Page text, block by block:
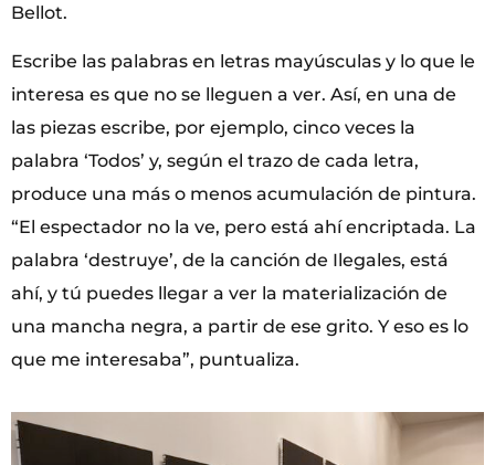
Bellot.
Escribe las palabras en letras mayúsculas y lo que le
interesa es que no se lleguen a ver. Así, en una de
las piezas escribe, por ejemplo, cinco veces la
palabra ‘Todos’ y, según el trazo de cada letra,
produce una más o menos acumulación de pintura.
“El espectador no la ve, pero está ahí encriptada. La
palabra ‘destruye’, de la canción de Ilegales, está
ahí, y tú puedes llegar a ver la materialización de
una mancha negra, a partir de ese grito. Y eso es lo
que me interesaba”, puntualiza.